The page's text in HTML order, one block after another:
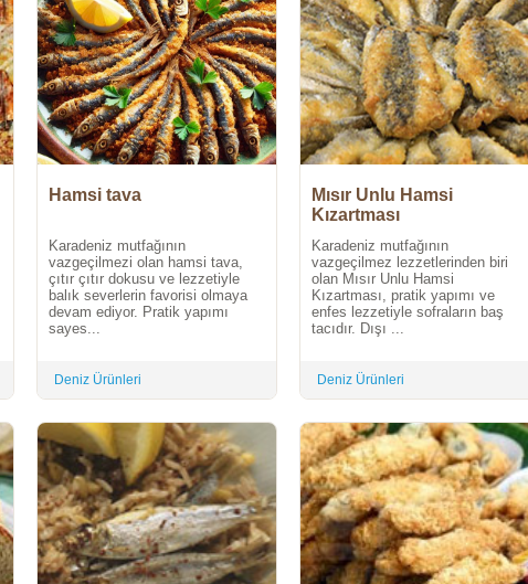
Hamsi tava
Karadeniz mutfağının
vazgeçilmezi olan hamsi tava,
çıtır çıtır dokusu ve lezzetiyle
balık severlerin favorisi olmaya
devam ediyor. Pratik yapımı
sayes...
Deniz Ürünleri
Mısır Unlu Hamsi
Kızartması
Karadeniz mutfağının
vazgeçilmez lezzetlerinden biri
olan Mısır Unlu Hamsi
Kızartması, pratik yapımı ve
enfes lezzetiyle sofraların baş
tacıdır. Dışı ...
Deniz Ürünleri